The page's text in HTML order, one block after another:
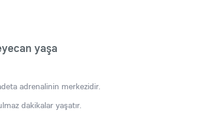
yaşa
adrenalinin merkezidir.
dakikalar yaşatır.